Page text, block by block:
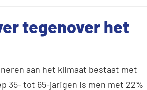
tegenover het
aan het klimaat bestaat met
35- tot 65-jarigen is men met 22%